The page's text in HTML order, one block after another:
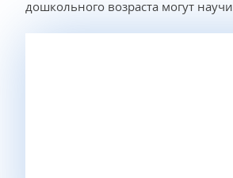
дошкольного возраста могут